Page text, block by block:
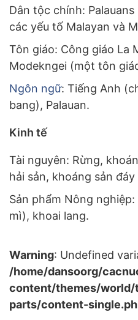
Dân tộc chính:
các yếu tố Malayan và
Tôn giáo: Công giáo La
Modekngei (một tôn
Ngôn ngữ: Tiếng Anh
bang), Palauan.
Kinh tế
Tài nguyên: Rừng,
hải sản, khoáng sản đáy
Sản phẩm Nông
mì), khoai lang.
Warning: Undefined
/home/dansoorg/
content/themes/world/
parts/content-